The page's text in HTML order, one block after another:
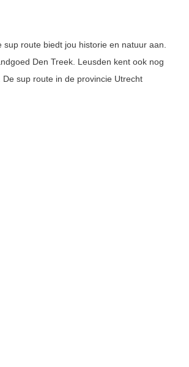
route biedt jou historie en natuur aan.
Den Treek. Leusden kent ook nog
sup route in de provincie Utrecht